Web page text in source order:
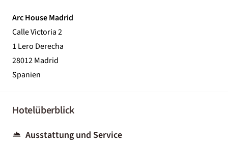
Arc House Madrid
Calle Victoria 2
1 Lero Derecha
28012 Madrid
Spanien
Hotelüberblick
Ausstattung und Service